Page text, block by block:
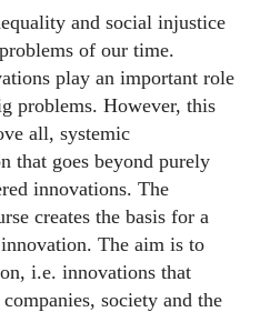
and social injustice
of our time.
play an important role
problems. However, this
all, systemic
that goes beyond purely
innovations. The
creates the basis for a
The aim is to
i.e. innovations that
society and the